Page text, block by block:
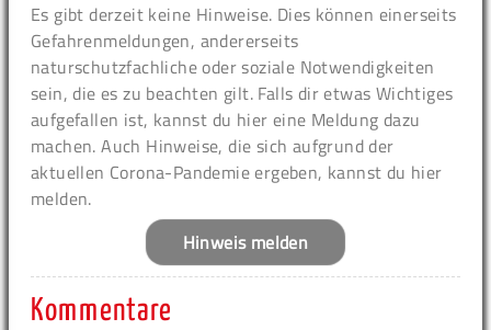
Es gibt derzeit keine Hinweise. Dies können einerseits
Gefahrenmeldungen, andererseits
naturschutzfachliche oder soziale Notwendigkeiten
sein, die es zu beachten gilt. Falls dir etwas Wichtiges
aufgefallen ist, kannst du hier eine Meldung dazu
machen. Auch Hinweise, die sich aufgrund der
aktuellen Corona-Pandemie ergeben, kannst du hier
melden.
Hinweis melden
Kommentare